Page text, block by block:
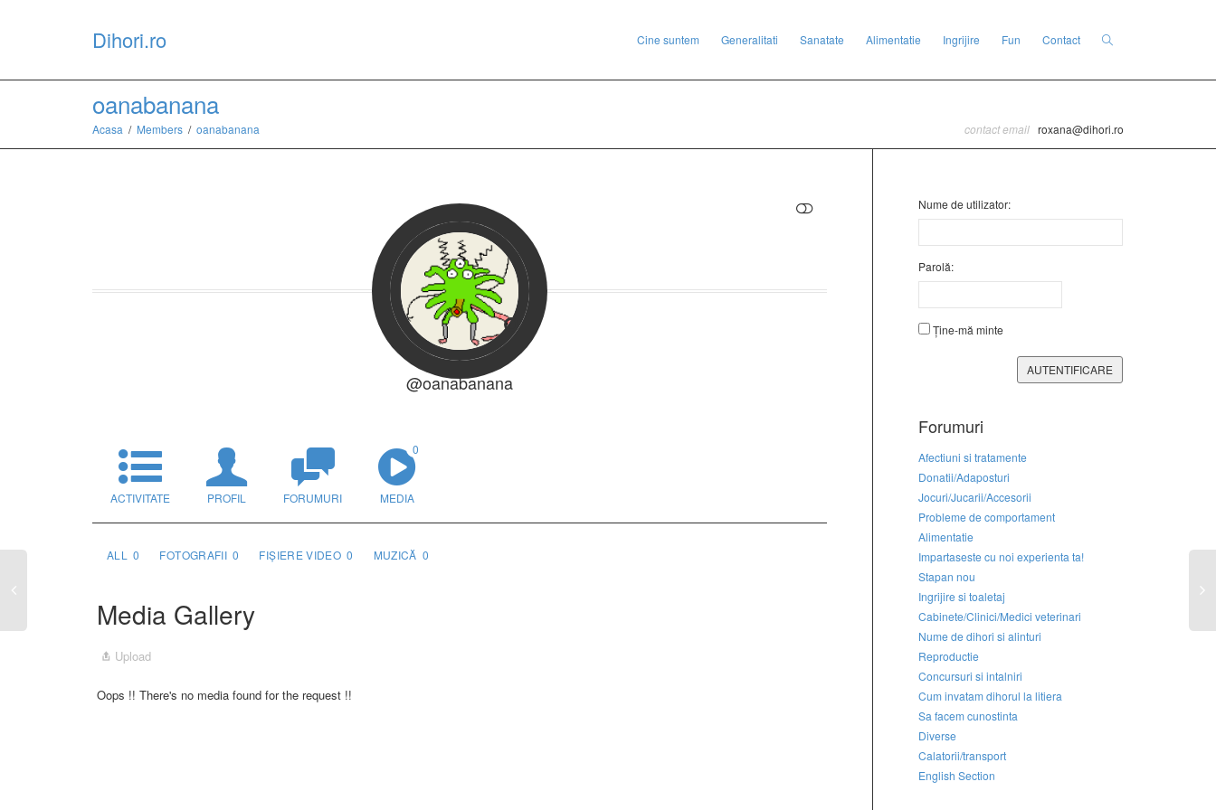
Dihori.ro Cine suntem Generalitati Sanatate Alimentatie Ingrijire Fun Contact
oanabanana
Acasa Members oanabanana contact email roxana@dihori.ro
@oanabanana
ACTIVITATE PROFIL FORUMURI MEDIA
0
ALL 0 FOTOGRAFII 0 FIȘIERE VIDEO 0 MUZICĂ 0
Media Gallery
Upload
Oops !! There's no media found for the request !!
Nume de utilizator:
Parolă:
Ține-mă minte
AUTENTIFICARE
Forumuri
Afectiuni si tratamente
Donatii/Adaposturi
Jocuri/Jucarii/Accesorii
Probleme de comportament
Alimentatie
Impartaseste cu noi experienta ta!
Stapan nou
Ingrijire si toaletaj
Cabinete/Clinici/Medici veterinari
Nume de dihori si alinturi
Reproductie
Concursuri si intalniri
Cum invatam dihorul la litiera
Sa facem cunostinta
Diverse
Calatorii/transport
English Section